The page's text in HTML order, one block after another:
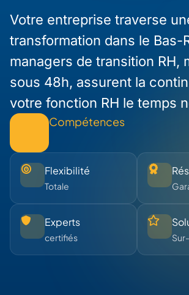
Votre entreprise traverse
transformation dans le Bas-
managers de transition RH,
sous 48h, assurent la
votre fonction RH le temps
Compétences
Flexibilité
Totale
Experts
certifiés